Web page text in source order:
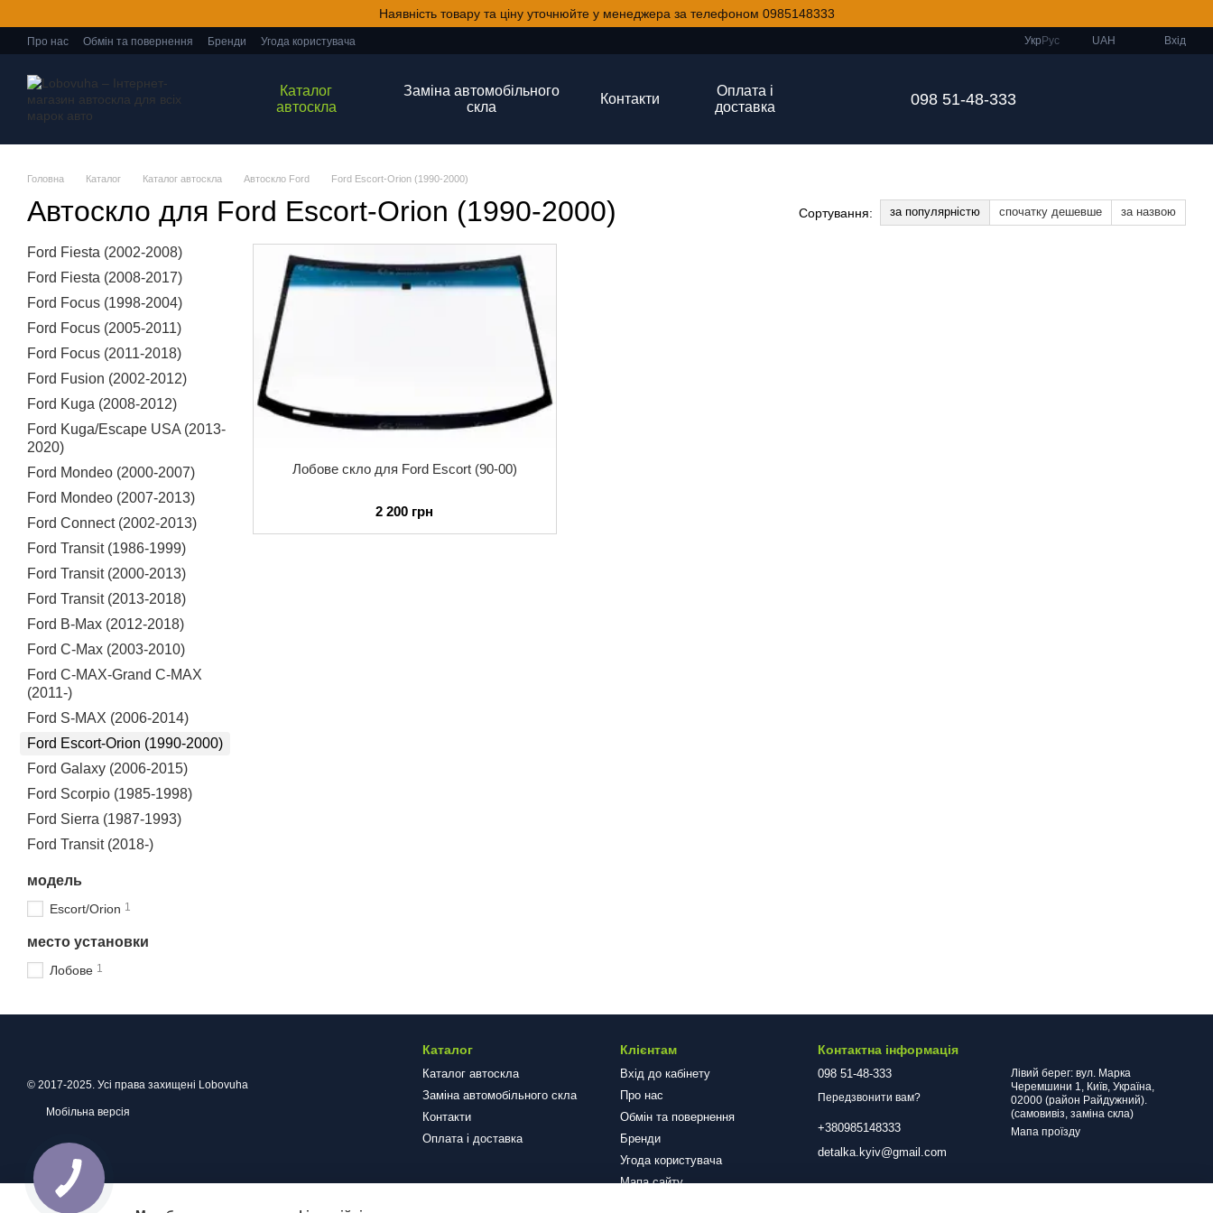
Наявність товару та ціну уточнюйте у менеджера за телефоном 0985148333
Про нас Обмін та повернення Бренди Угода користувача Укр Рус UAH Вхід
Каталог
автоскла
Заміна автомобільного
скла
Контакти
Оплата і
доставка
098 51-48-333
Головна Каталог Каталог автоскла Автоскло Ford Ford Escort-Orion (1990-2000)
Автоскло для Ford Escort-Orion (1990-2000) Сортування: за популярністю спочатку дешевше за назвою
Лобове скло для Ford Escort (90-00)
2 200 грн
Ford Fiesta (2002-2008)
Ford Fiesta (2008-2017)
Ford Focus (1998-2004)
Ford Focus (2005-2011)
Ford Focus (2011-2018)
Ford Fusion (2002-2012)
Ford Kuga (2008-2012)
Ford Kuga/Escape USA (2013-
2020)
Ford Mondeo (2000-2007)
Ford Mondeo (2007-2013)
Ford Connect (2002-2013)
Ford Transit (1986-1999)
Ford Transit (2000-2013)
Ford Transit (2013-2018)
Ford B-Max (2012-2018)
Ford C-Max (2003-2010)
Ford C-MAX-Grand C-MAX
(2011-)
Ford S-MAX (2006-2014)
Ford Escort-Orion (1990-2000)
Ford Galaxy (2006-2015)
Ford Scorpio (1985-1998)
Ford Sierra (1987-1993)
Ford Transit (2018-)
модель
Escort/Orion 1
место установки
Лобове 1
© 2017-2025. Усі права захищені Lobovuha
Мобільна версія
Каталог
Каталог автоскла
Заміна автомобільного скла
Контакти
Оплата і доставка
Клієнтам
Вхід до кабінету
Про нас
Обмін та повернення
Бренди
Угода користувача
Мапа сайту
Контактна інформація
098 51-48-333
Передзвонити вам?
+380985148333
detalka.kyiv@gmail.com
Лівий берег: вул. Марка
Черемшини 1, Київ, Україна,
02000 (район Райдужний).
(самовивіз, заміна скла)
Мапа проїзду